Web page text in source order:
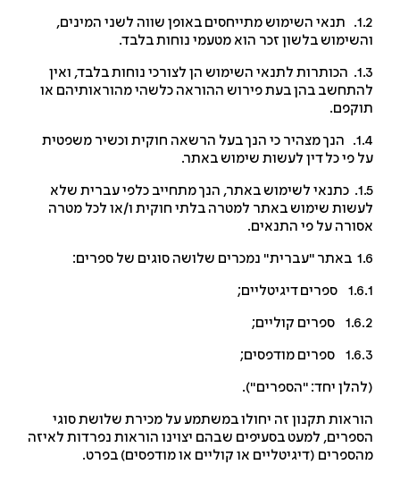
1.2. תנאי השימוש מתייחסים באופן שווה לשני המינים,
בלשון זכר הוא מטעמי נוחות בלבד.
1.3. הכותרות לתנאי השימוש הן לצורכי נוחות בלבד, ואין
בהן בעת פירוש ההוראה כלשהי מהוראותיהם או
1.4. הנך מצהיר כי הנך בעל הרשאה חוקית וכשיר משפטית
פי כל דין לעשות שימוש באתר.
1.5. כתנאי לשימוש באתר, הנך מתחייב כלפי עברית שלא
שימוש באתר למטרה בלתי חוקית ו/או לכל מטרה
על פי התנאים.
יחד: "הספרים").
תקנון זה יחולו במשתמע על מכירת שלושת סוגי
למעט בסעיפים שבהם יצוינו הוראות נפרדות לאיזה
(דיגיטליים או קוליים או מודפסים) בפרט.